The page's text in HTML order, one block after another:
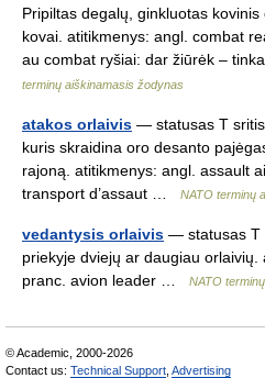
Pripiltas degalų, ginkluotas
kovai. atitikmenys: angl. combat
au combat ryšiai: dar žiūrėk –
terminų aiškinamasis žodynas
atakos orlaivis — statusas T sritis
kuris skraidina oro desanto
rajoną. atitikmenys: angl. assault
transport d’assaut …
NATO terminų
vedantysis orlaivis — statusas T
priekyje dviejų ar daugiau
pranc. avion leader …
NATO
© Academic, 2000-2026
Contact us: Technical Support Advertising